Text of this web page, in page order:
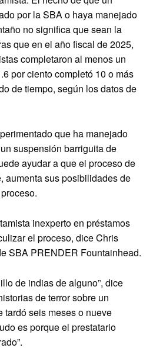
por la SBA o haya manejado
no significa que sean la
que en el año fiscal de 2025,
completaron al menos un
por ciento completó 10 o más
de tiempo, según los datos de
que ha manejado
suspensión barriguita de
ayudar a que el proceso de
aumenta sus posibilidades de
inexperto en préstamos
el proceso, dice Chris
SBA PRENDER Fountainhead.
de indias de alguno”, dice
de terror sobre un
tardó seis meses o nueve
es porque el prestatario